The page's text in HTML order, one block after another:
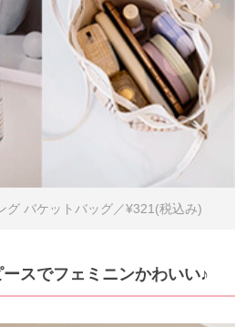
グ バケットバッグ／¥321(税込み)
スでフェミニンかわいい♪